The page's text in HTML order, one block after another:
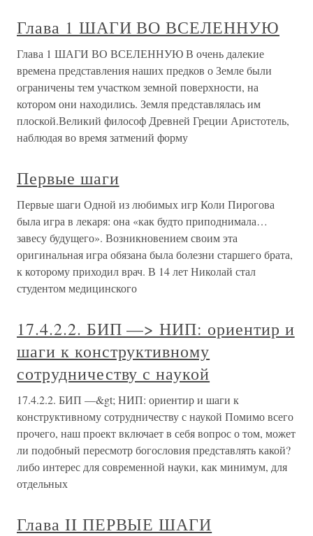
Глава 1 ШАГИ ВО ВСЕЛЕННУЮ
Глава 1 ШАГИ ВО ВСЕЛЕННУЮ В очень далекие
времена представления наших предков о Земле были
ограничены тем участком земной поверхности, на
котором они находились. Земля представлялась им
плоской.Великий философ Древней Греции Аристотель,
наблюдая во время затмений форму
Первые шаги
Первые шаги Одной из любимых игр Коли Пирогова
была игра в лекаря: она «как будто приподнимала…
завесу будущего». Возникновением своим эта
оригинальная игра обязана была болезни старшего брата,
к которому приходил врач. В 14 лет Николай стал
студентом медицинского
17.4.2.2. БИП —> НИП: ориентир и
шаги к конструктивному
сотрудничеству с наукой
17.4.2.2. БИП —&gt; НИП: ориентир и шаги к
конструктивному сотрудничеству с наукой Помимо всего
прочего, наш проект включает в себя вопрос о том, может
ли подобный пересмотр богословия представлять какой?
либо интерес для современной науки, как минимум, для
отдельных
Глава II ПЕРВЫЕ ШАГИ